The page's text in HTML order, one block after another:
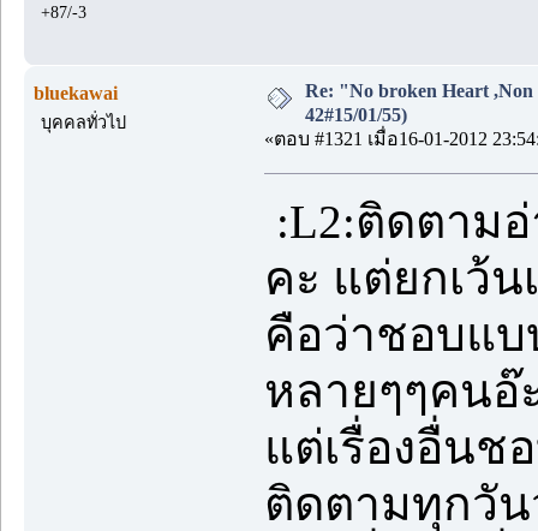
+87/-3
bluekawai
บุคคลทั่วไป
Re: "No broken Heart
42#15/01/55)
«ตอบ #1321 เมื่อ16-01-2012
:L2:ติดตาม
คะ แต่ยกเว้น
คือว่าชอบแบ
หลายๆๆคนอ๊
แต่เรื่องอื่นช
ติดตามทุกวัน